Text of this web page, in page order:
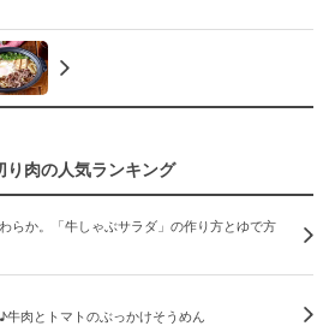
り肉の人気ランキング
らか。「牛しゃぶサラダ」の作り方とゆで方
牛肉とトマトのぶっかけそうめん